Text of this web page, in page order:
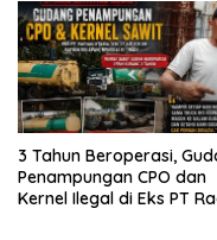
3 Tahun Beroperasi,
Penampungan CPO dan
Kernel Ilegal di Eks PT